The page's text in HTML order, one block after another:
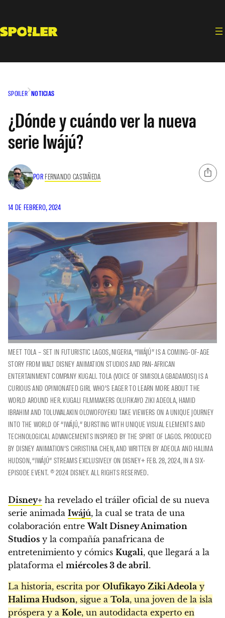
contenido
SPOILER NOTICIAS
¿Dónde y cuándo ver la nueva
serie Iwájú?
POR FERNANDO CASTAÑEDA
14 DE FEBRERO, 2024
MEET TOLA – SET IN FUTURISTIC LAGOS, NIGERIA, “IWÁJÚ” IS A COMING-OF-AGE
STORY FROM WALT DISNEY ANIMATION STUDIOS AND PAN-AFRICAN
ENTERTAINMENT COMPANY KUGALI. TOLA (VOICE OF SIMISOLA GBADAMOSI) IS A
CURIOUS AND OPINIONATED GIRL WHO’S EAGER TO LEARN MORE ABOUT THE
WORLD AROUND HER. KUGALI FILMMAKERS OLUFIKAYO ZIKI ADEOLA, HAMID
IBRAHIM AND TOLUWALAKIN OLOWOFOYEKU TAKE VIEWERS ON A UNIQUE JOURNEY
INTO THE WORLD OF “IWÁJÚ,” BURSTING WITH UNIQUE VISUAL ELEMENTS AND
TECHNOLOGICAL ADVANCEMENTS INSPIRED BY THE SPIRIT OF LAGOS. PRODUCED
BY DISNEY ANIMATION’S CHRISTINA CHEN, AND WRITTEN BY ADEOLA AND HALIMA
HUDSON, “IWÁJÚ” STREAMS EXCLUSIVELY ON DISNEY+ FEB. 28, 2024, IN A SIX-
EPISODE EVENT. © 2024 DISNEY. ALL RIGHTS RESERVED.
Disney+ ha revelado el tráiler oficial de su nueva
serie animada Iwájú, la cual se trata de una
colaboración entreWalt Disney Animation
Studios y la compañía panafricana de
entretenimiento y cómics Kugali, que llegará a la
plataforma el miércoles 3 de abril.
La historia, escrita por Olufikayo Ziki Adeola y
Halima Hudson, sigue a Tola, una joven de la isla
próspera y a Kole, un autodidacta experto en